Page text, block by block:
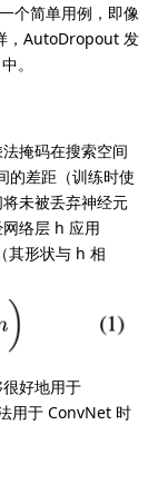
个简单用例，即像
，AutoDropout 发
。
掩码在搜索空间
的差距（训练时使
未被丢弃神经元
络层 h 应用
其形状与 h 相
好地用于
用于 ConvNet 时